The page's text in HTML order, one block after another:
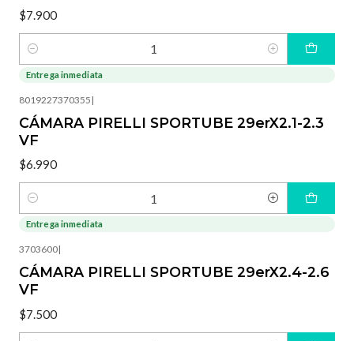
$7.900
Cantidad
Entrega inmediata
8019227370355 |
CÁMARA PIRELLI SPORTUBE 29erX2.1-2.3
VF
$6.990
Cantidad
Entrega inmediata
3703600|
CÁMARA PIRELLI SPORTUBE 29erX2.4-2.6
VF
$7.500